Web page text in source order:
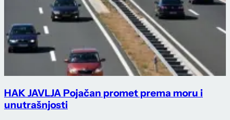
HAK JAVLJA Pojačan promet prema moru i
unutrašnjosti